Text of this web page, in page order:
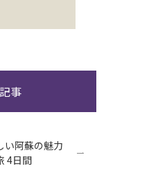
事
い阿蘇の魅力
4日間